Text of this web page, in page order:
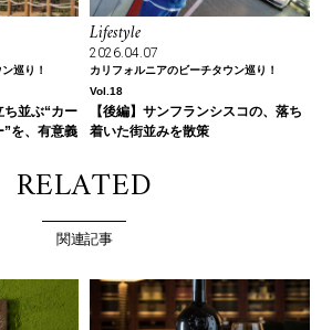
巡り！
ち並ぶ“カー
”を、有意義
Lifestyle
2026.04.07
カリフォルニアのビーチタウン巡り！
Vol.18
【後編】サンフランシスコの、落ち
着いた街並みを散策
RELATED
関連記事